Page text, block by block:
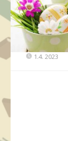
1.4. 2023